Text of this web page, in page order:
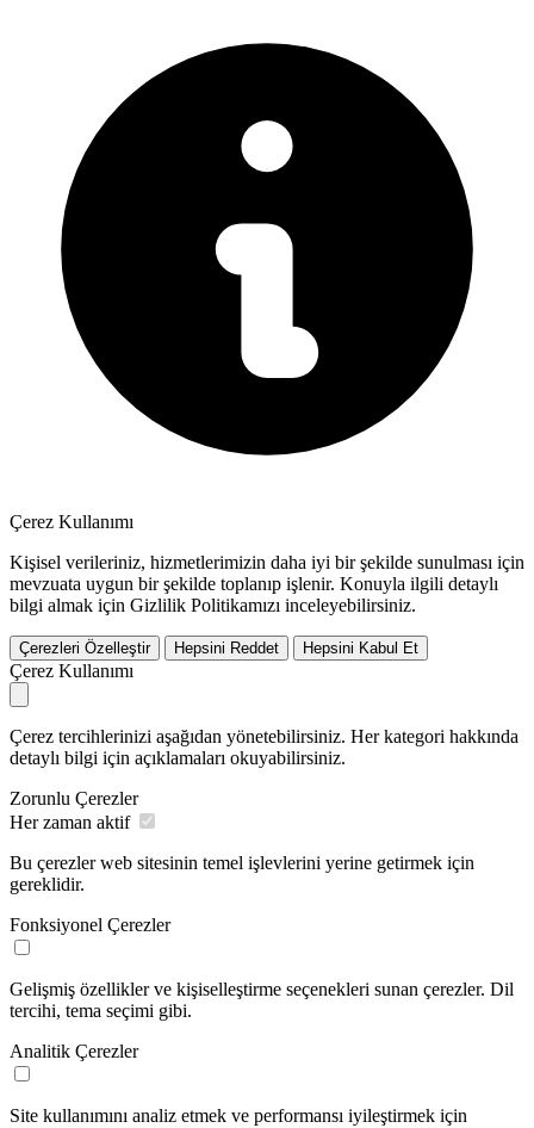
Çerez Kullanımı
Kişisel verileriniz, hizmetlerimizin daha iyi bir şekilde sunulması için
mevzuata uygun bir şekilde toplanıp işlenir. Konuyla ilgili detaylı
bilgi almak için Gizlilik Politikamızı inceleyebilirsiniz.
Çerezleri Özelleştir Hepsini Reddet Hepsini Kabul Et
Çerez Kullanımı
Çerez tercihlerinizi aşağıdan yönetebilirsiniz. Her kategori hakkında
detaylı bilgi için açıklamaları okuyabilirsiniz.
Zorunlu Çerezler
Her zaman aktif
Bu çerezler web sitesinin temel işlevlerini yerine getirmek için
gereklidir.
Fonksiyonel Çerezler
Gelişmiş özellikler ve kişiselleştirme seçenekleri sunan çerezler. Dil
tercihi, tema seçimi gibi.
Analitik Çerezler
Site kullanımını analiz etmek ve performansı iyileştirmek için